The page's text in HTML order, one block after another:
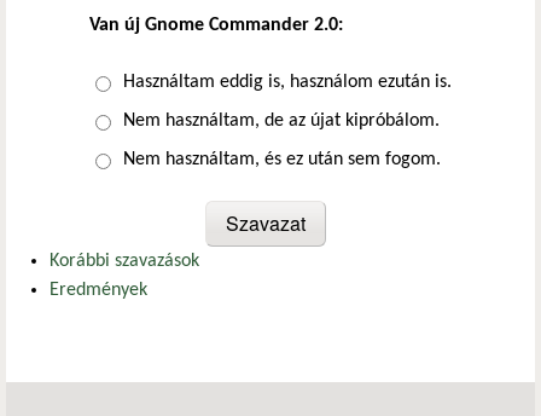
Van új Gnome Commander 2.0:
Választások
Használtam eddig is, használom ezután is.
Nem használtam, de az újat kipróbálom.
Nem használtam, és ez után sem fogom.
Korábbi szavazások
Eredmények